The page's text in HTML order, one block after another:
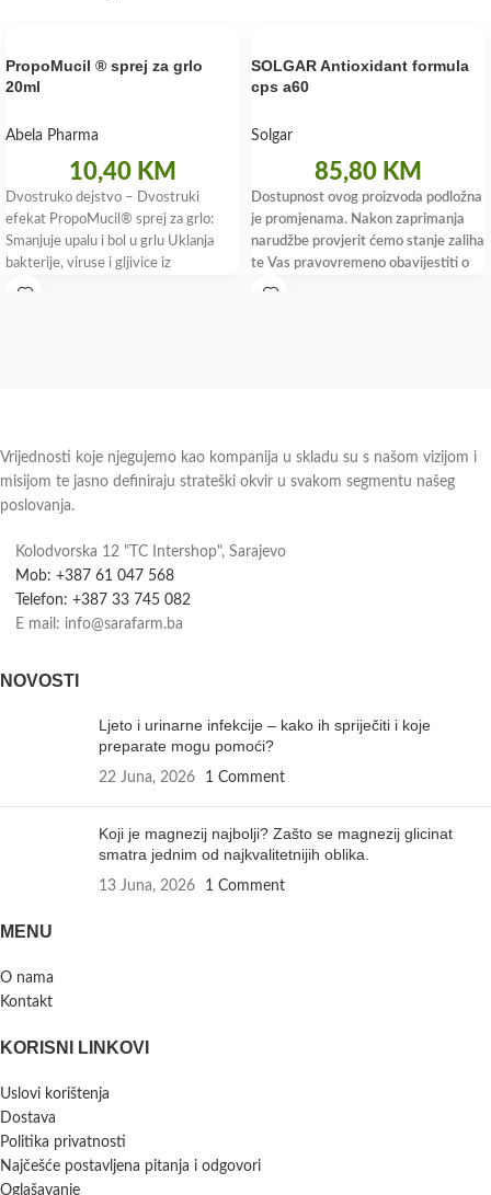
PropoMucil ® sprej za grlo
20ml
Abela Pharma
10,40 KM
Dvostruko dejstvo – Dvostruki
efekat PropoMucil® sprej za grlo:
Smanjuje upalu i bol u grlu Uklanja
bakterije, viruse i gljivice iz
SOLGAR Antioxidant formula
cps a60
Solgar
85,80 KM
Dostupnost ovog proizvoda podložna
je promjenama. Nakon zaprimanja
narudžbe provjerit ćemo stanje zaliha
te Vas pravovremeno obavijestiti o
dostupnosti i roku isporuke.
Vrijednosti koje njegujemo kao kompanija u skladu su s našom vizijom i
misijom te jasno definiraju strateški okvir u svakom segmentu našeg
poslovanja.
Kolodvorska 12 "TC Intershop", Sarajevo
Mob: +387 61 047 568
Telefon: +387 33 745 082
E mail: info@sarafarm.ba
NOVOSTI
Ljeto i urinarne infekcije – kako ih spriječiti i koje
preparate mogu pomoći?
22 Juna, 2026 1 Comment
Koji je magnezij najbolji? Zašto se magnezij glicinat
smatra jednim od najkvalitetnijih oblika.
13 Juna, 2026 1 Comment
MENU
O nama
Kontakt
KORISNI LINKOVI
Uslovi korištenja
Dostava
Politika privatnosti
Najčešće postavljena pitanja i odgovori
Oglašavanje